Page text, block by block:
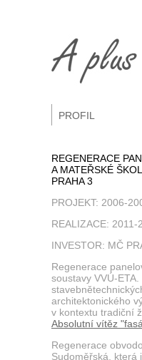
PROFIL
REGENERACE
A MATEŘSKÉ
PRAHA 3
PROJEKT: 2006-
REALIZACE: 2011-
INVESTOR: MČ
Regenerace
soustavy VVÚ-
architektonického
v kontextu tradiční
Absolutní vítěz
Regenerace
Sudoměřská, která